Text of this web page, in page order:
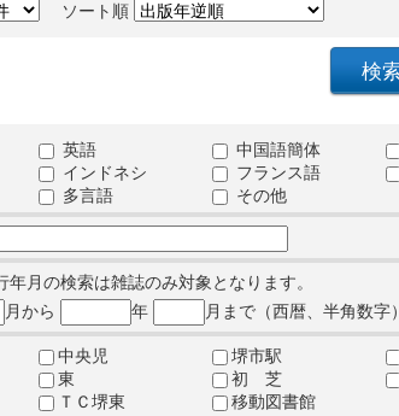
ソート順
英語 中国語簡体
インドネシ フランス語
多言語 その他
年月の検索は雑誌のみ対象となります。
月から 年 月まで（西暦、半角数字）
中央児 堺市駅
東 初 芝
ＴＣ堺東 移動図書館